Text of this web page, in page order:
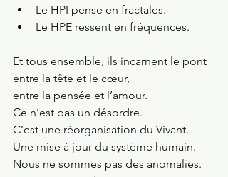
Le HPI pense en fractales.
Le HPE ressent en fréquences.
Et tous ensemble, ils incarnent le pont
entre la tête et le cœur,
entre la pensée et l’amour.
Ce n’est pas un désordre.
C’est une réorganisation du Vivant.
Une mise à jour du système humain.
Nous ne sommes pas des anomalies.